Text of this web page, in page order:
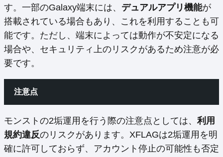
す。一部のGalaxy端末には、 デュアルアプリ機能が
搭載されている場合もあり、これを利用することも可
能です。ただし、端末によっては動作が不安定になる
場合や、セキュリティ上のリスクがあるため注意が必
要です。
注意点
モンストの2垢運用を行う際の注意点としては、 利用
規約違反のリスクがあります。XFLAGは2垢運用を明
確に許可しておらず、アカウント停止の可能性も否定